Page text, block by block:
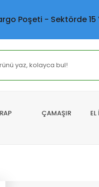
Poşeti - Sektörde 15
ÇAMAŞIR EL